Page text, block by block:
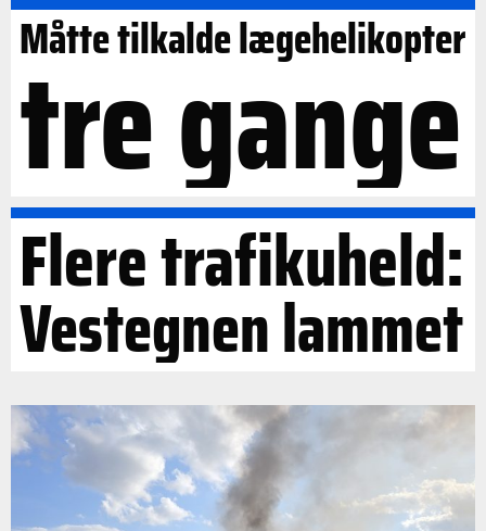
Måtte tilkalde lægehelikopter
tre gange
Flere trafikuheld:
Vestegnen lammet